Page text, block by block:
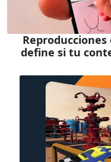
define si tu